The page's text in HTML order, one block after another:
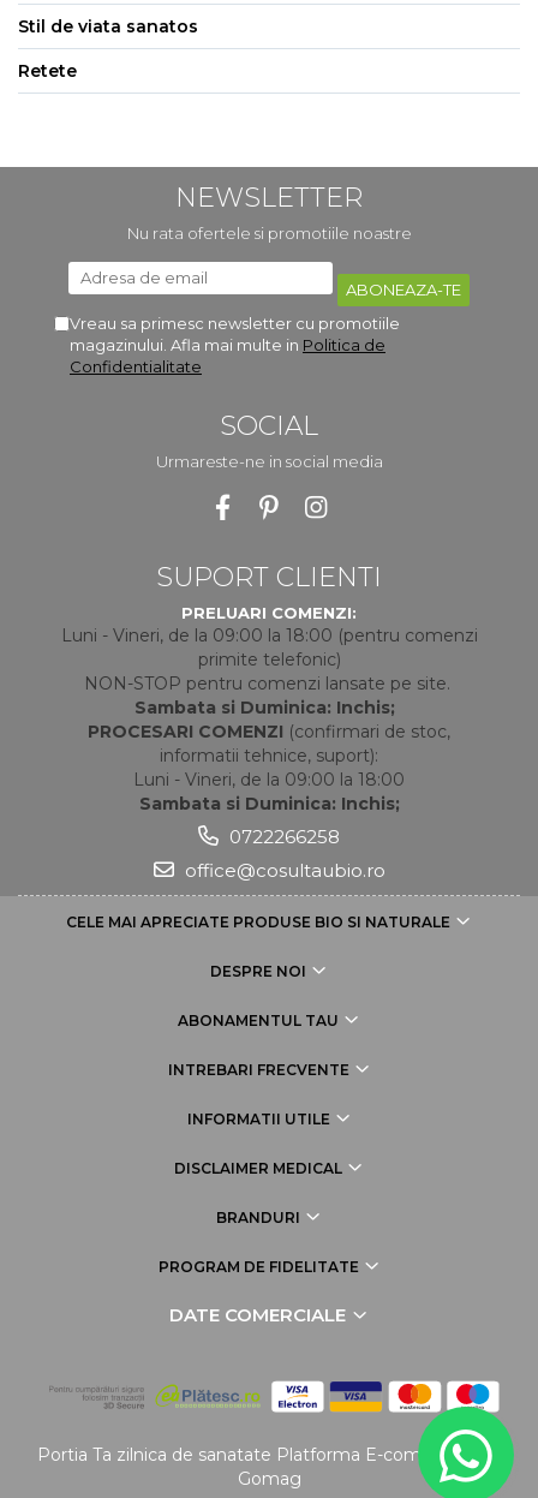
Stil de viata sanatos
Retete
NEWSLETTER
Nu rata ofertele si promotiile noastre
Vreau sa primesc newsletter cu promotiile
magazinului. Afla mai multe in Politica de
Confidentialitate
SOCIAL
Urmareste-ne in social media
SUPORT CLIENTI
PRELUARI COMENZI:
Luni - Vineri, de la 09:00 la 18:00 (pentru comenzi
primite telefonic)
NON-STOP pentru comenzi lansate pe site.
Sambata si Duminica: Inchis;
PROCESARI COMENZI (confirmari de stoc,
informatii tehnice, suport):
Luni - Vineri, de la 09:00 la 18:00
Sambata si Duminica: Inchis;
0722266258
office@cosultaubio.ro
CELE MAI APRECIATE PRODUSE BIO SI NATURALE
DESPRE NOI
ABONAMENTUL TAU
INTREBARI FRECVENTE
INFORMATII UTILE
DISCLAIMER MEDICAL
BRANDURI
PROGRAM DE FIDELITATE
DATE COMERCIALE
Portia Ta zilnica de sanatate Platforma E-commerce by
Gomag